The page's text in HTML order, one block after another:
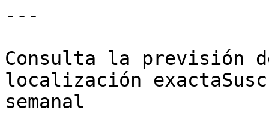
---
Consulta la previsión
localización
semanal